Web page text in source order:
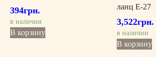
394грн.
в наличии
В корзину
ланц Е-27
3,522грн.
в наличии
В корзину